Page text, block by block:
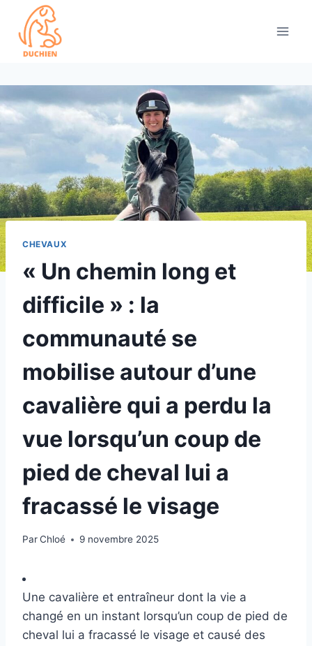
content
CHEVAUX
« Un chemin long et
difficile » : la
communauté se
mobilise autour d’une
cavalière qui a perdu la
vue lorsqu’un coup de
pied de cheval lui a
fracassé le visage
ParChloé 9 novembre 2025
Une cavalière et entraîneur dont la vie a
changé en un instant lorsqu’un coup de pied de
cheval lui a fracassé le visage et causé des